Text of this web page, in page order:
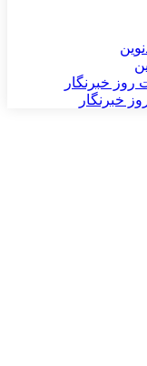
خبرنگار